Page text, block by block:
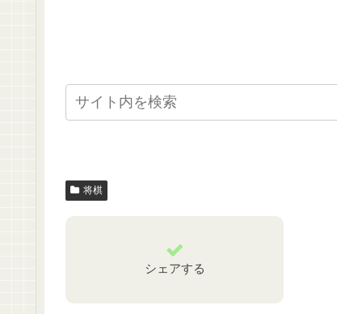
将棋
シェアする